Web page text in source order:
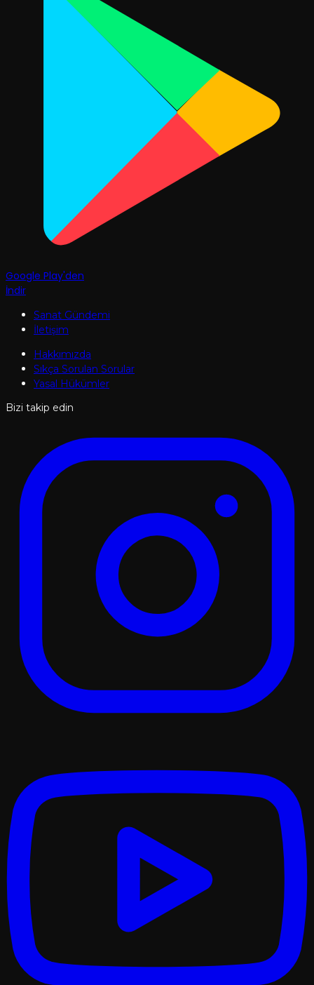
Google Play'den
İndir
Sanat Gündemi
İletişim
Hakkımızda
Sıkça Sorulan Sorular
Yasal Hükümler
Bizi takip edin